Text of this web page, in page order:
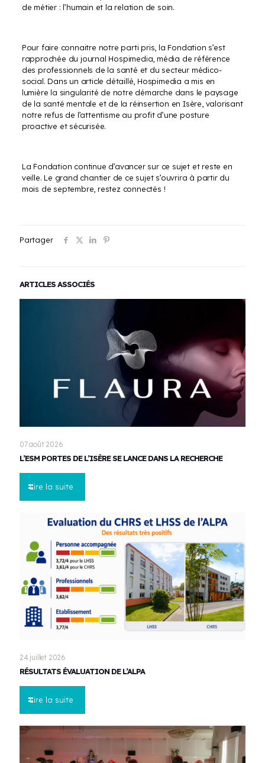
de métier : l’humain et la relation de soin.
Pour faire connaitre notre parti pris, la Fondation s’est
rapprochée du journal Hospimedia, média de référence
des professionnels de la santé et du secteur médico-
social. Dans un article détaillé, Hospimedia a mis en
lumière la singularité de notre démarche dans le paysage
de la santé mentale et de la réinsertion en Isère, valorisant
notre refus de l’attentisme au profit d’une posture
proactive et sécurisée.
La Fondation continue d’avancer sur ce sujet et reste en
veille. Le grand chantier de ce sujet s’ouvrira à partir du
mois de septembre, restez connectés !
Partager
ARTICLES ASSOCIÉS
07 août 2026
L’ESM PORTES DE L’ISÈRE SE LANCE DANS LA RECHERCHE
Lire la suite
24 juillet 2026
RÉSULTATS ÉVALUATION DE L’ALPA
Lire la suite